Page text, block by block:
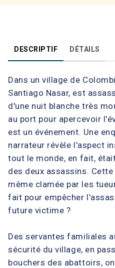
DESCRIPTIF DÉTAILS
Dans un village de
Santiago Nasar, est
d'une nuit blanche très
au port pour apercevoir
est un événement. Une
narrateur révèle l'aspect
tout le monde, en fait,
des deux assassins.
même clamée par les
fait pour empêcher
future victime ?
Des servantes familiales
sécurité du village, en
bouchers des abattoirs,